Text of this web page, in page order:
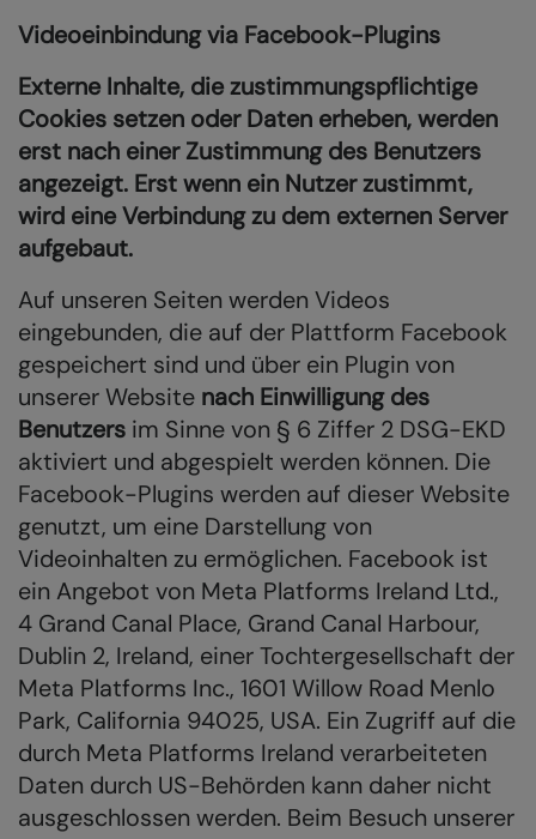
Videoeinbindung via Facebook-Plugins
Externe Inhalte, die zustimmungspflichtige
Cookies setzen oder Daten erheben, werden
erst nach einer Zustimmung des Benutzers
angezeigt. Erst wenn ein Nutzer zustimmt,
wird eine Verbindung zu dem externen Server
aufgebaut.
Auf unseren Seiten werden Videos
eingebunden, die auf der Plattform Facebook
gespeichert sind und über ein Plugin von
unserer Website nach Einwilligung des
Benutzers im Sinne von § 6 Ziffer 2 DSG-EKD
aktiviert und abgespielt werden können. Die
Facebook-Plugins werden auf dieser Website
genutzt, um eine Darstellung von
Videoinhalten zu ermöglichen. Facebook ist
ein Angebot von Meta Platforms Ireland Ltd.,
4 Grand Canal Place, Grand Canal Harbour,
Dublin 2, Ireland, einer Tochtergesellschaft der
Meta Platforms Inc., 1601 Willow Road Menlo
Park, California 94025, USA. Ein Zugriff auf die
durch Meta Platforms Ireland verarbeiteten
Daten durch US-Behörden kann daher nicht
ausgeschlossen werden. Beim Besuch unserer